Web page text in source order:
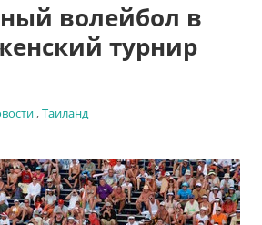
волейбол в
турнир
,Таиланд